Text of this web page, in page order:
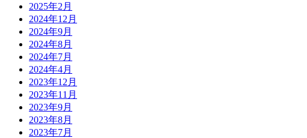
2025年2月
2024年12月
2024年9月
2024年8月
2024年7月
2024年4月
2023年12月
2023年11月
2023年9月
2023年8月
2023年7月